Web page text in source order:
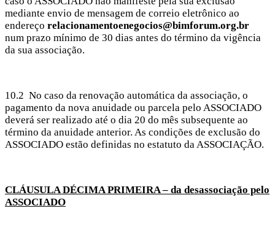
mediante envio de mensagem de correio eletrônico ao
endereço relacionamentoenegocios@bimforum.org.br
num prazo mínimo de 30 dias antes do término da vigência
da sua associação.
10.2 No caso da renovação automática da associação, o
pagamento da nova anuidade ou parcela pelo ASSOCIADO
deverá ser realizado até o dia 20 do mês subsequente ao
término da anuidade anterior. As condições de exclusão do
ASSOCIADO estão definidas no estatuto da ASSOCIAÇÃO.
CLÁUSULA DÉCIMA PRIMEIRA – da desassociação pelo
ASSOCIADO